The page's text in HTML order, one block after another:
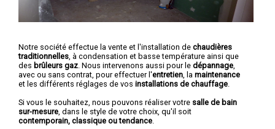
Notre société effectue la vente et l'installation de chaudières
traditionnelles, à condensation et basse température ainsi que
des brûleurs gaz. Nous intervenons aussi pour le dépannage,
avec ou sans contrat, pour effectuer l'entretien, la maintenance
et les différents réglages de vos installations de chauffage.
Si vous le souhaitez, nous pouvons réaliser votre salle de bain
sur-mesure, dans le style de votre choix, qu'il soit
contemporain, classique ou tendance.